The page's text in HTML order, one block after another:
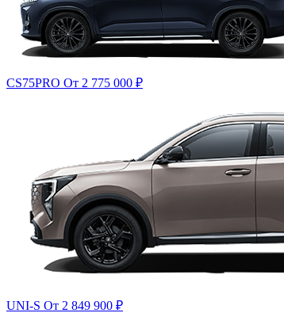
CS75PRO От 2 775 000 ₽
UNI-S От 2 849 900 ₽